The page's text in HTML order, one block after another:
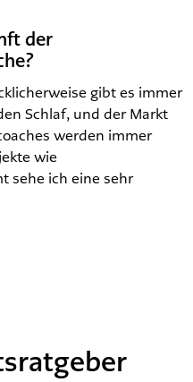
der
gibt es immer
Schlaf, und der Markt
werden immer
wie
sehe ich eine sehr